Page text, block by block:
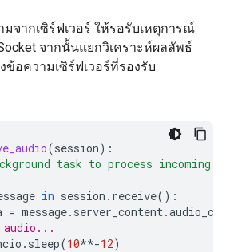
จากเซิร์ฟเวอร์ ให้รอรับเหตุการณ์
จากนั้นแยกวิเคราะห์ผลลัพธ์
อความเซิร์ฟเวอร์ที่รองรับ
(session):
task to process incoming
in session . receive():
= message. server_content.
audio...
. sleep(10**-12)